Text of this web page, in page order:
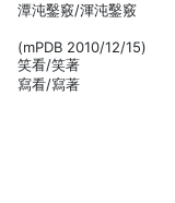
潭沌鑿竅/渾沌鑿竅
(mPDB 2010/12/15)
笑看/笑著
寫看/寫著